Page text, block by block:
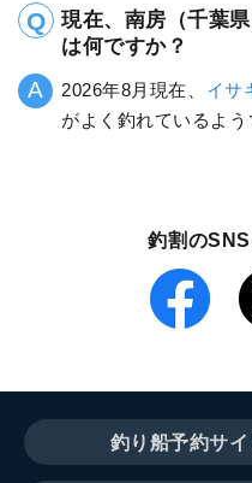
現在、南房（千葉
は何ですか？
2026年8月現在、 イサ
がよく釣れているよう
釣割の
釣り船予約サ